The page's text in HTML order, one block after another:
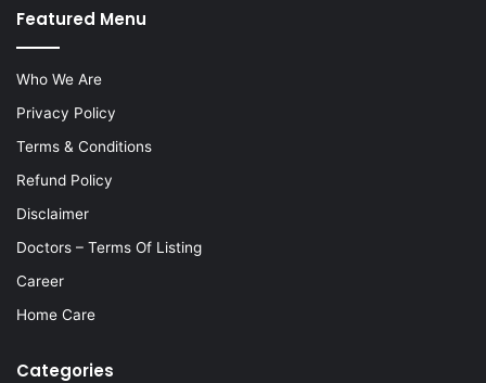
Featured Menu
Who We Are
Privacy Policy
Terms & Conditions
Refund Policy
Disclaimer
Doctors – Terms Of Listing
Career
Home Care
Categories